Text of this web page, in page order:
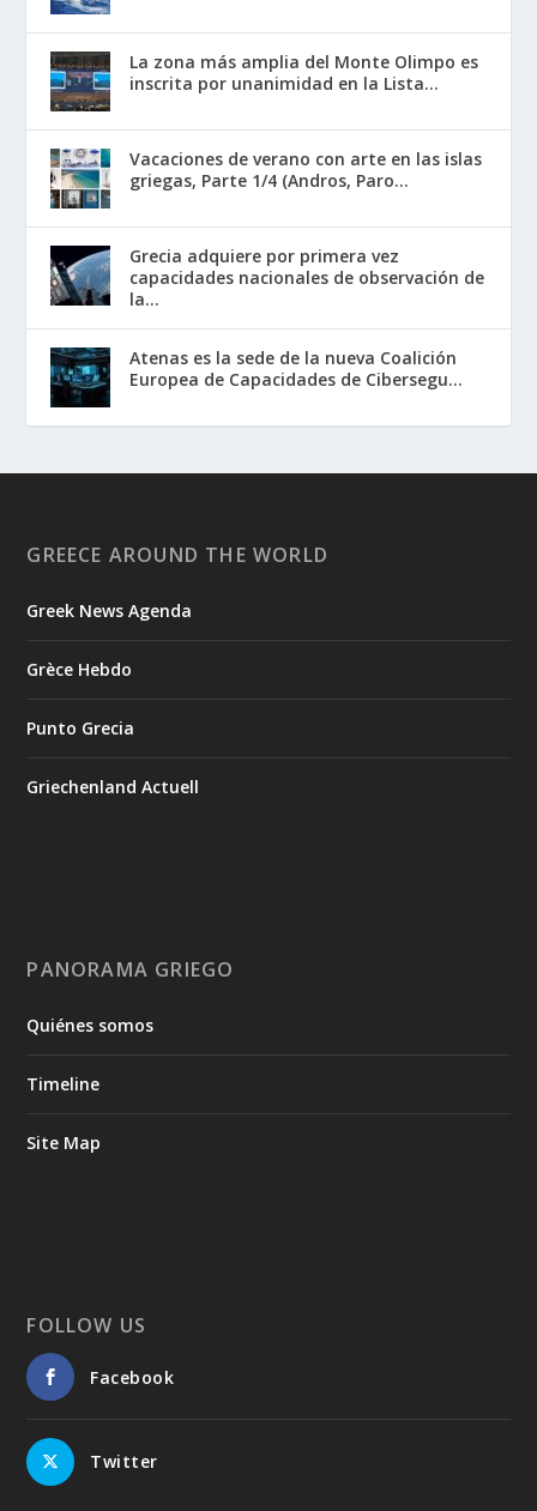
La zona más amplia del Monte Olimpo es
inscrita por unanimidad en la Lista...
Vacaciones de verano con arte en las islas
griegas, Parte 1/4 (Andros, Paro...
Grecia adquiere por primera vez
capacidades nacionales de observación de
la...
Atenas es la sede de la nueva Coalición
Europea de Capacidades de Cibersegu...
GREECE AROUND THE WORLD
Greek News Agenda
Grèce Hebdo
Punto Grecia
Griechenland Actuell
PANORAMA GRIEGO
Quiénes somos
Timeline
Site Map
FOLLOW US
Facebook
Twitter